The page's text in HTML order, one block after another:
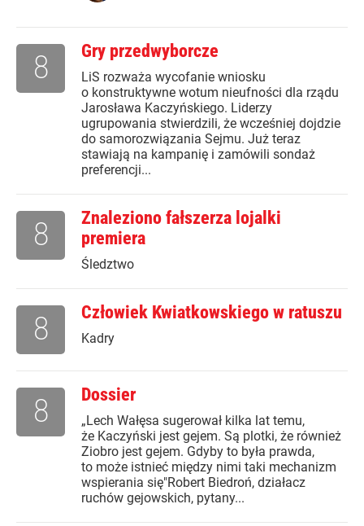
Gry przedwyborcze
LiS rozważa wycofanie wniosku
o konstruktywne wotum nieufności dla rządu
Jarosława Kaczyńskiego. Liderzy
ugrupowania stwierdzili, że wcześniej dojdzie
do samorozwiązania Sejmu. Już teraz
stawiają na kampanię i zamówili sondaż
preferencji...
8
Znaleziono fałszerza lojalki
premiera
Śledztwo
8
Człowiek Kwiatkowskiego w ratuszu
Kadry
8
Dossier
„Lech Wałęsa sugerował kilka lat temu,
że Kaczyński jest gejem. Są plotki, że również
Ziobro jest gejem. Gdyby to była prawda,
to może istnieć między nimi taki mechanizm
wspierania się"Robert Biedroń, działacz
ruchów gejowskich, pytany...
8